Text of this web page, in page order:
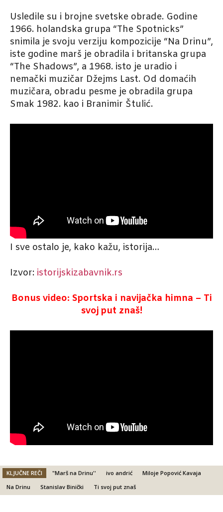
Usledile su i brojne svetske obrade. Godine
1966. holandska grupa “The Spotnicks”
snimila je svoju verziju kompozicije “Na Drinu”,
iste godine marš je obradila i britanska grupa
“The Shadows”, a 1968. isto je uradio i
nemački muzičar Džejms Last. Od domaćih
muzičara, obradu pesme je obradila grupa
Smak 1982. kao i Branimir Štulić.
I sve ostalo je, kako kažu, istorija…
Izvor: istorijskizabavnik.rs
Bonus video: Sportska i navijačka himna – Ti
svoj put znaš!
KLJUČNE REČI "Marš na Drinu'' ivo andrić
Miloje Popović Kavaja
Na Drinu
Stanislav Binički Ti svoj put znaš